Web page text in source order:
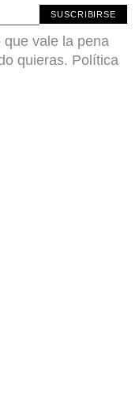
SUSCRIBIRSE
que vale la pena
quieras. Política